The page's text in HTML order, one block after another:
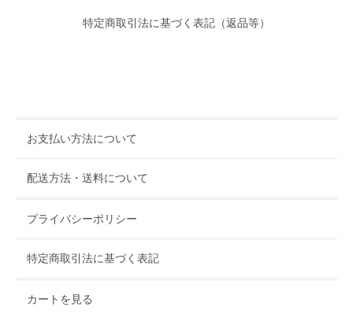
特定商取引法に基づく表記（返品等）
お支払い方法について
配送方法・送料について
プライバシーポリシー
特定商取引法に基づく表記
カートを見る